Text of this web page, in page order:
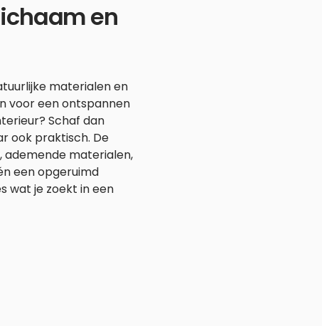
en
materialen en
voor een ontspannen
Schaf dan
ook praktisch. De
ademende materialen,
een opgeruimd
wat je zoekt in een